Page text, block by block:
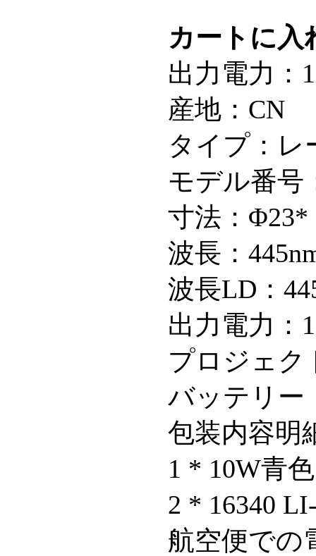
カートに
出力電力：
産地：CN
タイプ：レ
モデル番号
寸法：Φ23*
波長：
波長LD：
出力電力：
プロジェク
バッテリー
包装内容明
1 * 10W青
2 * 16340
航空便での